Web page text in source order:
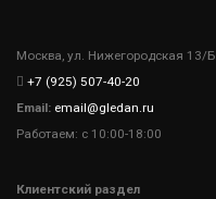
Москва, ул. Нижегородская 13/Б
+7 (925) 507-40-20
Email: email@gledan.ru
Работаем: с 10:00-18:00
Клиентский раздел